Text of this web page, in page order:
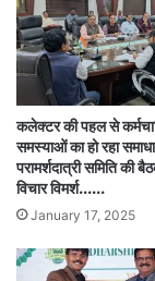
कलेक्टर की पहल से
समस्याओं का हो रहा
परामर्शदात्री समिति की
विचार विमर्श……
January 17, 2025